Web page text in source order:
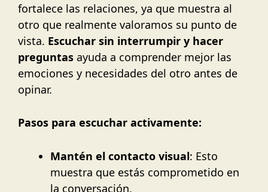
fortalece las relaciones, ya que muestra al
otro que realmente valoramos su punto de
vista. Escuchar sin interrumpir y hacer
preguntas ayuda a comprender mejor las
emociones y necesidades del otro antes de
opinar.
Pasos para escuchar activamente:
Mantén el contacto visual: Esto
muestra que estás comprometido en
la conversación.